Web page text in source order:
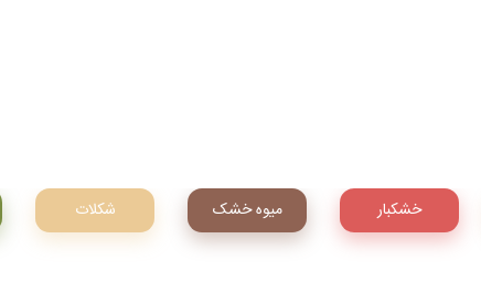
خشکبار میوه‌ خشک شکلات